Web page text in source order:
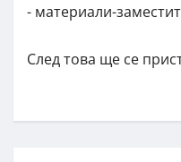
- материали-
След това ще се